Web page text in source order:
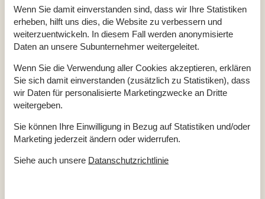
Draußen
Carport
Geschäft 1,5 km
Meer 200 m
Naturstandort
Parkplatz beim Haus
Terrasse 100 m²
Einrichtung
Anzahl der Kinder 4-11 Jahre 4
Anzahl Erwachsene inkl. 4-11 Jahre 8
1975
Bebaute Fläche 137 m²
Ferienhaus
Wenn Sie damit einverstanden sind, dass wir Ihre Statistiken
erheben, hilft uns dies, die Website zu verbessern und
weiterzuentwickeln. In diesem Fall werden anonymisierte
Daten an unsere Subunternehmer weitergeleitet.
Wenn Sie die Verwendung aller Cookies akzeptieren, erklären
Sie sich damit einverstanden (zusätzlich zu Statistiken), dass
wir Daten für personalisierte Marketingzwecke an Dritte
weitergeben.
Sie können Ihre Einwilligung in Bezug auf Statistiken und/oder
Marketing jederzeit ändern oder widerrufen.
Siehe auch unsere Datanschutzrichtlinie